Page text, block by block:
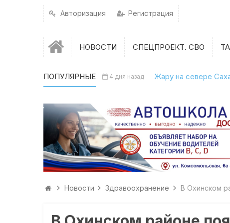
Авторизация Регистрация
НОВОСТИ СПЕЦПРОЕКТ. СВО
ПОПУЛЯРНЫЕ 4 дня назад Жару на севере
Новости Здравоохранение В Охинском